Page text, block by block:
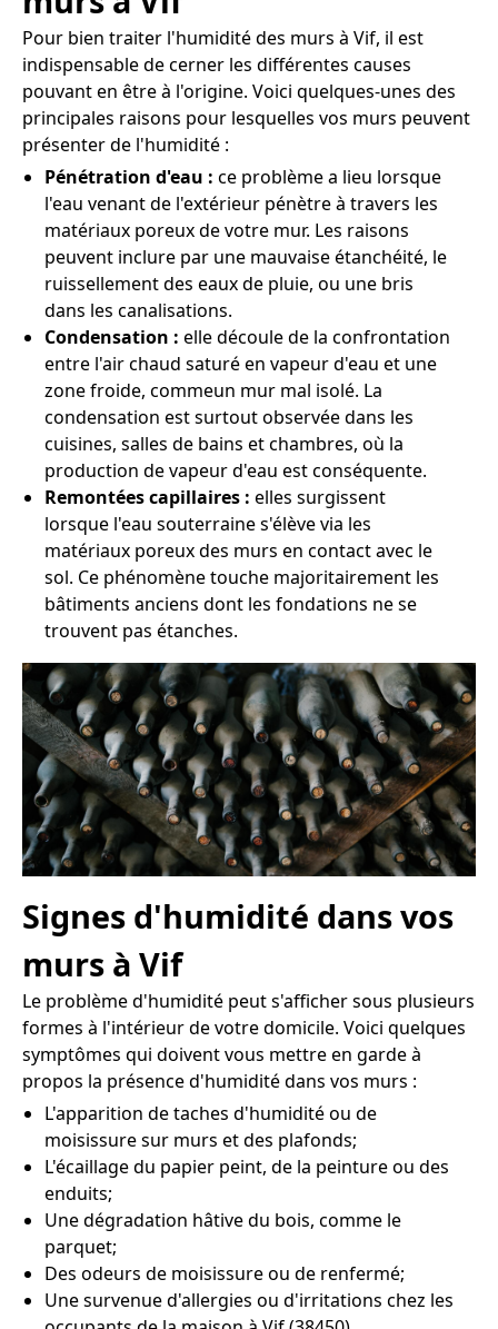
Pour bien traiter l'humidité des murs à Vif, il est
indispensable de cerner les différentes causes
pouvant en être à l'origine. Voici quelques-unes des
principales raisons pour lesquelles vos murs peuvent
présenter de l'humidité :
Pénétration d'eau : ce problème a lieu lorsque
l'eau venant de l'extérieur pénètre à travers les
matériaux poreux de votre mur. Les raisons
peuvent inclure par une mauvaise étanchéité, le
ruissellement des eaux de pluie, ou une bris
dans les canalisations.
Condensation : elle découle de la confrontation
entre l'air chaud saturé en vapeur d'eau et une
zone froide, commeun mur mal isolé. La
condensation est surtout observée dans les
cuisines, salles de bains et chambres, où la
production de vapeur d'eau est conséquente.
Remontées capillaires : elles surgissent
lorsque l'eau souterraine s'élève via les
matériaux poreux des murs en contact avec le
sol. Ce phénomène touche majoritairement les
bâtiments anciens dont les fondations ne se
trouvent pas étanches.
Signes d'humidité dans vos
murs à Vif
Le problème d'humidité peut s'afficher sous plusieurs
formes à l'intérieur de votre domicile. Voici quelques
symptômes qui doivent vous mettre en garde à
propos la présence d'humidité dans vos murs :
L'apparition de taches d'humidité ou de
moisissure sur murs et des plafonds;
L'écaillage du papier peint, de la peinture ou des
enduits;
Une dégradation hâtive du bois, comme le
parquet;
Des odeurs de moisissure ou de renfermé;
Une survenue d'allergies ou d'irritations chez les